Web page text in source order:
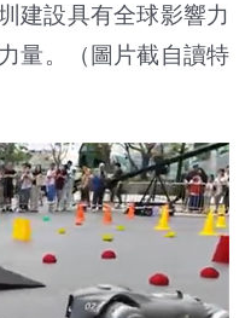
建設具有全球影響力
量。
（圖片截自讀特